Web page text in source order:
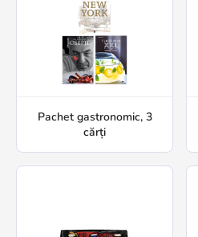
Pachet gastronomic, 3
cărți